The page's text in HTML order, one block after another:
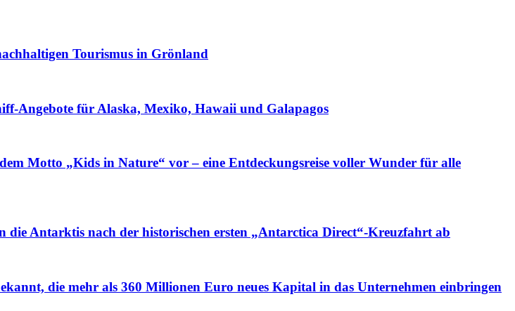
Tourismus in Grönland
Angebote für Alaska, Mexiko, Hawaii und Galapagos
Motto „Kids in Nature“ vor – eine Entdeckungsreise voller Wunder für alle
Antarktis nach der historischen ersten „Antarctica Direct“-Kreuzfahrt ab
die mehr als 360 Millionen Euro neues Kapital in das Unternehmen einbringen